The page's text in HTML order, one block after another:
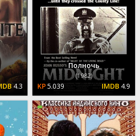
4.3
Полночь
(1982)
5.039 4.9